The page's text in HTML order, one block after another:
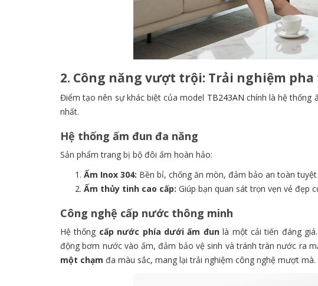
2. Công năng vượt trội: Trải nghiệm
Điểm tạo nên sự khác biệt của model TB243AN chính là hệ thống
nhất.
Hệ thống ấm đun đa năng
Sản phẩm trang bị bộ đôi ấm hoàn hảo:
Ấm Inox 304: Bền bỉ, chống ăn mòn, đảm bảo an toàn
Ấm thủy tinh cao cấp: Giúp bạn quan sát trọn vẹn vẻ đẹp
Công nghệ cấp nước thông minh
Hệ thống cấp nước phía dưới ấm đunlà một cải tiến đáng
động bơm nước vào ấm, đảm bảo vệ sinh và tránh tràn nước ra
một chạm đa màu sắc, mang lại trải nghiệm công nghệ mượt mà.